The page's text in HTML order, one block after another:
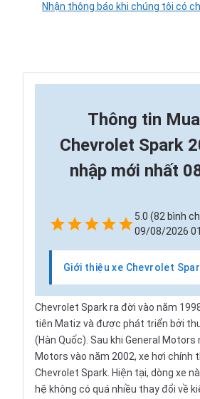
Nhận thông báo khi chúng tôi có
Thông tin
Chevrolet Spark
nhập mới nhất
5.0 (82 bình
09/08/2026
Giới thiệu xe Chevrolet
Chevrolet Spark ra đời vào năm
tiên Matiz và được phát triển bởi
(Hàn Quốc). Sau khi General Motors
Motors vào năm 2002, xe hơi chính
Chevrolet Spark. Hiện tại, dòng xe
hệ không có quá nhiều thay đổi về